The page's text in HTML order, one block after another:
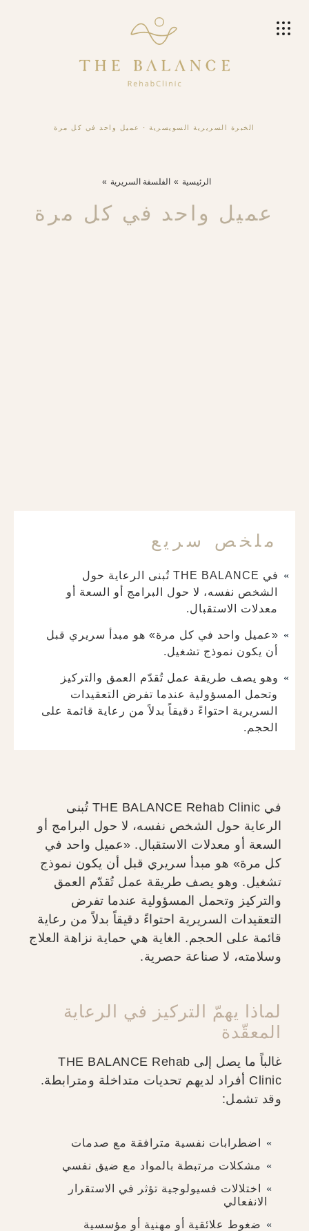
الخبرة السريرية السويسرية · عميل واحد في كل مرة
الرئيسية الفلسفة السريرية
عميل واحد في كل مرة
ملخص سريع
في THE BALANCE تُبنى الرعاية حول
الشخص نفسه، لا حول البرامج أو السعة أو
معدلات الاستقبال.
«عميل واحد في كل مرة» هو مبدأ سريري قبل
أن يكون نموذج تشغيل.
وهو يصف طريقة عمل تُقدّم العمق والتركيز
وتحمل المسؤولية عندما تفرض التعقيدات
السريرية احتواءً دقيقاً بدلاً من رعاية قائمة على
الحجم.
في THE BALANCE Rehab Clinic تُبنى
الرعاية حول الشخص نفسه، لا حول البرامج أو
السعة أو معدلات الاستقبال. «عميل واحد في
كل مرة» هو مبدأ سريري قبل أن يكون نموذج
تشغيل. وهو يصف طريقة عمل تُقدّم العمق
والتركيز وتحمل المسؤولية عندما تفرض
التعقيدات السريرية احتواءً دقيقاً بدلاً من رعاية
قائمة على الحجم. الغاية هي حماية نزاهة العلاج
وسلامته، لا صناعة حصرية.
لماذا يهمّ التركيز في الرعاية
المعقّدة
غالباً ما يصل إلى THE BALANCE Rehab
Clinic أفراد لديهم تحديات متداخلة ومترابطة.
وقد تشمل:
اضطرابات نفسية مترافقة مع صدمات
مشكلات مرتبطة بالمواد مع ضيق نفسي
اختلالات فسيولوجية تؤثر في الاستقرار
الانفعالي
ضغوط علائقية أو مهنية أو مؤسسية